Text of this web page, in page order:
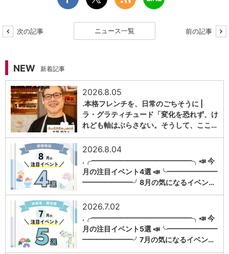
次の記事 ニュース一覧 前の記事
NEW 新着記事
1
2026.8.05
.本格フレンチを、日常のごちそうに |
ラ・グラティチュード「変化を恐れず、け
れども軸はぶらさない。そうして、ここ…
1
2026.8.04
.╭━━━━━━━━━━━━━━╮📣 今
月の注目イベント4選 📣╰━━━━━━━
━━━━━━━╯8月の気になるイベン…
1
2026.7.02
.╭━━━━━━━━━━━━━━╮📣 今
月の注目イベント5選 📣╰━━━━━━━
━━━━━━━╯7月の気になるイベン…